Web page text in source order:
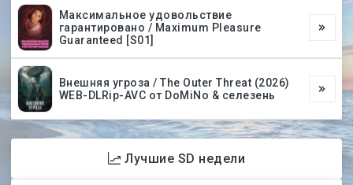
Максимальное удовольствие
гарантировано / Maximum Pleasure
Guaranteed [S01]
Внешняя угроза / The Outer Threat (2026)
WEB-DLRip-AVC от DoMiNo & селезень
Лучшие SD недели